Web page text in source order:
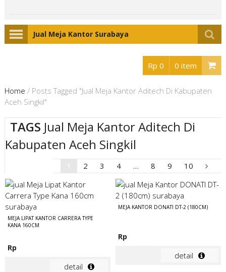
Jual Meja Kantor Surabaya
Rp 0 0 item
Home / Posts Tagged "Jual Meja Kantor Aditech Di Kabupaten
Aceh Singkil"
TAGS Jual Meja Kantor Aditech Di
Kabupaten Aceh Singkil
2 3 4 … 8 9 10
MEJA LIPAT KANTOR CARRERA TYPE
KANA 160CM
Rp
detail
MEJA KANTOR DONATI DT-2 (180CM)
Rp
detail